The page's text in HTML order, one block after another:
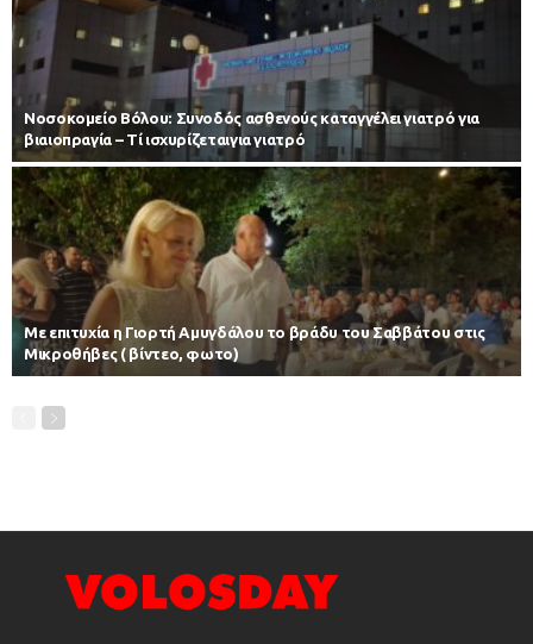
Νοσοκομείο Βόλου: Συνοδός ασθενούς καταγγέλει γιατρό για
βιαιοπραγία – Τί ισχυρίζεταιγια γιατρό
Με επιτυχία η Γιορτή Αμυγδάλου το βράδυ του Σαββάτου στις
Μικροθήβες ( βίντεο, φωτο)